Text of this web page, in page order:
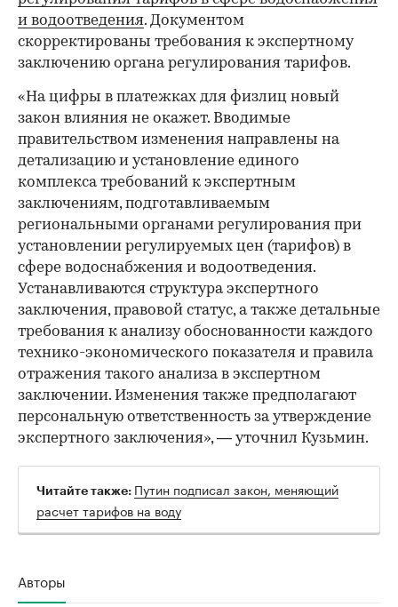
и водоотведения. Документом
скорректированы требования к экспертному
заключению органа регулирования тарифов.
«На цифры в платежках для физлиц новый
закон влияния не окажет. Вводимые
правительством изменения направлены на
детализацию и установление единого
комплекса требований к экспертным
заключениям, подготавливаемым
региональными органами регулирования при
установлении регулируемых цен (тарифов) в
сфере водоснабжения и водоотведения.
Устанавливаются структура экспертного
заключения, правовой статус, а также детальные
требования к анализу обоснованности каждого
технико-экономического показателя и правила
отражения такого анализа в экспертном
заключении. Изменения также предполагают
персональную ответственность за утверждение
экспертного заключения», — уточнил Кузьмин.
Читайте также: Путин подписал закон, меняющий
расчет тарифов на воду
Авторы